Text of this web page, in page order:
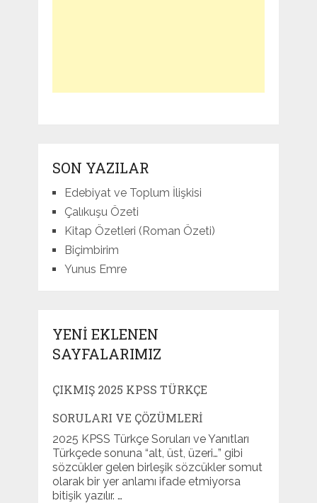
SON YAZILAR
Edebiyat ve Toplum İlişkisi
Çalıkuşu Özeti
Kitap Özetleri (Roman Özeti)
Biçimbirim
Yunus Emre
YENI EKLENEN
SAYFALARIMIZ
ÇIKMIŞ 2025 KPSS TÜRKÇE
SORULARI VE ÇÖZÜMLERI
2025 KPSS Türkçe Soruları ve Yanıtları
Türkçede sonuna “alt, üst, üzeri…” gibi
sözcükler gelen birleşik sözcükler somut
olarak bir yer anlamı ifade etmiyorsa
bitişik yazılır. …